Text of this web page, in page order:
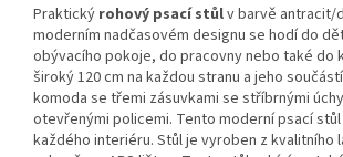
Praktický rohový psací stůlv barvě antracit/
moderním nadčasovém designu se hodí do
obývacího pokoje, do pracovny nebo také do
široký 120 cm na každou stranu a jeho
komoda se třemi zásuvkami se stříbrnými
otevřenými policemi. Tento moderní psací
každého interiéru. Stůl je vyroben z kvalitního